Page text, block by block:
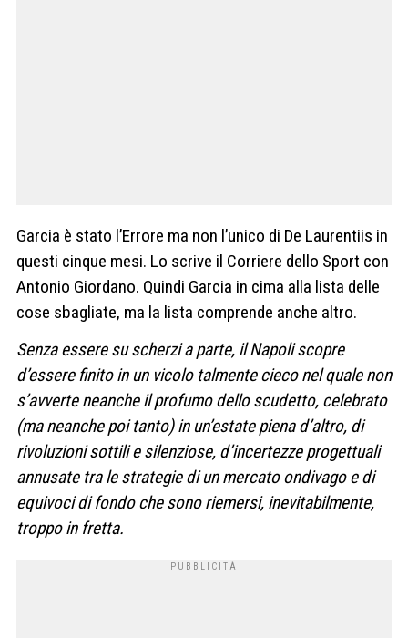
Garcia è stato l’Errore ma non l’unico di De Laurentiis in
questi cinque mesi. Lo scrive il Corriere dello Sport con
Antonio Giordano. Quindi Garcia in cima alla lista delle
cose sbagliate, ma la lista comprende anche altro.
Senza essere su scherzi a parte, il Napoli scopre
d’essere finito in un vicolo talmente cieco nel quale non
s’avverte neanche il profumo dello scudetto, celebrato
(ma neanche poi tanto) in un’estate piena d’altro, di
rivoluzioni sottili e silenziose, d’incertezze progettuali
annusate tra le strategie di un mercato ondivago e di
equivoci di fondo che sono riemersi, inevitabilmente,
troppo in fretta.